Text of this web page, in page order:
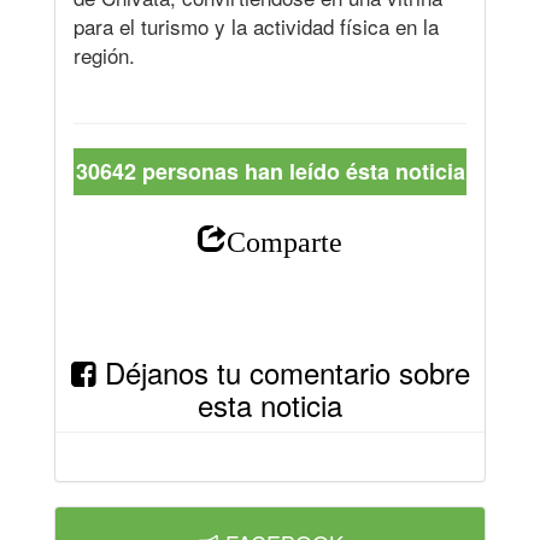
para el turismo y la actividad física en la
región.
30642 personas han leído ésta noticia
Comparte
Déjanos tu comentario sobre
esta noticia